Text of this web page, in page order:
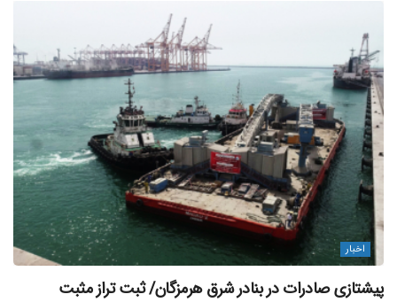
اخبار
پیشتازی صادرات در بنادر شرق هرمزگان/ ثبت تراز مثبت